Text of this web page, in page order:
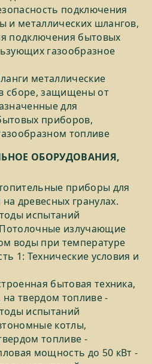
подключения
и металлических шлангов,
подключения бытовых
газообразное
металлические
сборе, защищены от
для
приборов,
топливе
ОБОРУДОВАНИЯ,
приборы для
древесных гранулах.
испытаний
Потолочные излучающие
воды при температуре
1: Технические условия и
бытовая техника,
твердом топливе -
испытаний
котлы,
топливе -
мощность до 50 кВт -